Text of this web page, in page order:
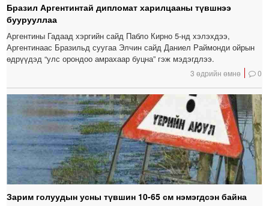
Бразил Аргентинтай дипломат харилцааны түвшнээ
буурууллаа
Аргентины Гадаад хэргийн сайд Пабло Кирно 5-нд хэлэхдээ,
Аргентинаас Бразильд суугаа Элчин сайд Даниел Раймонди ойрын
өдрүүдэд “улс орондоо амрахаар буцна” гэж мэдэгдлээ.
3 өдрийн өмнө 0
Зарим голуудын усны түвшин 10-65 см нэмэгдсэн байна